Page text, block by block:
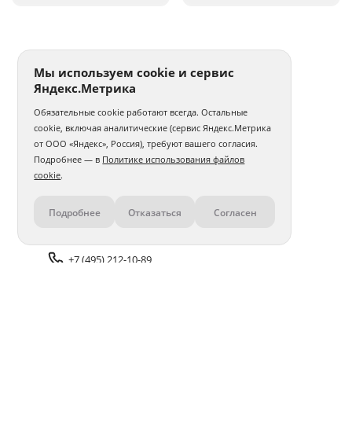
Контакты
+7 (495) 212-10-89
Мы используем cookie и сервис
Яндекс.Метрика
Обязательные cookie работают всегда. Остальные
cookie, включая аналитические (сервис Яндекс.Метрика
от ООО «Яндекс», Россия), требуют вашего согласия.
Подробнее — в Политике использования файлов
cookie.
Подробнее Отказаться Согласен